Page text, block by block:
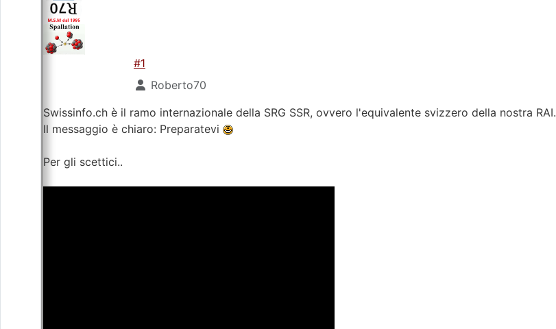
#1
Roberto70
Swissinfo.ch è il ramo internazionale della SRG SSR, ovvero l'equivalente svizzero della nostra RAI.
Il messaggio è chiaro: Preparatevi
Per gli scettici..